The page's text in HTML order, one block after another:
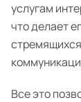
услугам
что делает
Все это